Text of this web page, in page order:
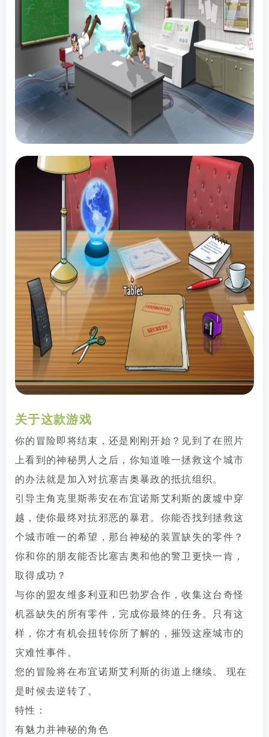
关于这款游戏
你的冒险即将结束，还是刚刚开始？见到了在照片
上看到的神秘男人之后，你知道唯一拯救这个城市
的办法就是加入对抗塞吉奥暴政的抵抗组织。
引导主角克里斯蒂安在布宜诺斯艾利斯的废墟中穿
越，使你最终对抗邪恶的暴君。你能否找到拯救这
个城市唯一的希望，那台神秘的装置缺失的零件？
你和你的朋友能否比塞吉奥和他的警卫更快一肯，
取得成功？
与你的盟友维多利亚和巴勃罗合作，收集这台奇怪
机器缺失的所有零件，完成你最终的任务。只有这
样，你才有机会扭转你所了解的，摧毁这座城市的
灾难性事件。
您的冒险将在布宜诺斯艾利斯的街道上继续。 现在
是时候去逆转了。
特性：
有魅力并神秘的角色